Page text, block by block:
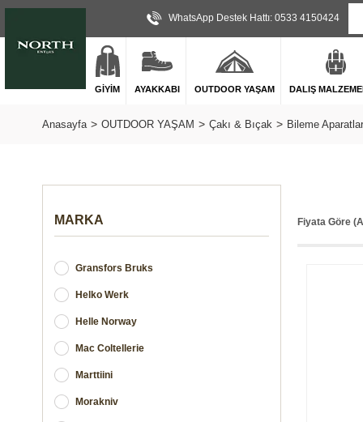
WhatsApp Destek Hattı: 0533 4150424
GİYİM AYAKKABI OUTDOOR YAŞAM DALIŞ
Anasayfa OUTDOOR YAŞAM Çakı & Bıçak Bileme
MARKA
Gransfors Bruks
Helko Werk
Helle Norway
Mac Coltellerie
Marttiini
Morakniv
Fiyata Göre